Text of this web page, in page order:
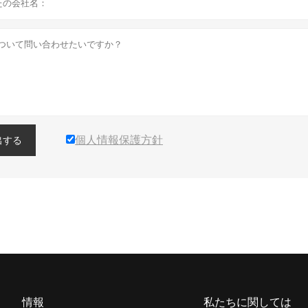
する 個人情報保護方針
情報 私たちに関しては